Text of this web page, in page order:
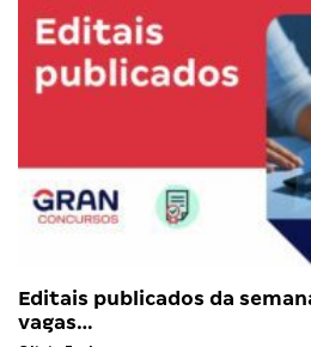
Editais publicados da
vagas…